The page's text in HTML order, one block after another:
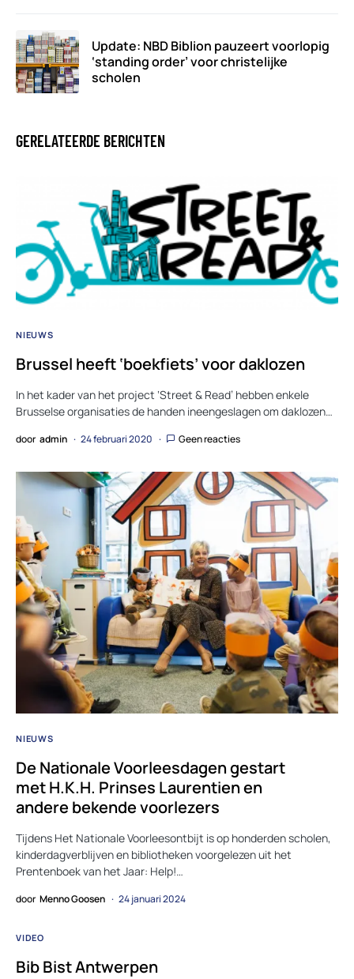
Update: NBD Biblion pauzeert voorlopig
‘standing order’ voor christelijke
scholen
GERELATEERDE BERICHTEN
NIEUWS
Brussel heeft ‘boekfiets’ voor daklozen
In het kader van het project ‘Street & Read’ hebben enkele
Brusselse organisaties de handen ineengeslagen om daklozen…
door admin 24 februari 2020 Geen reacties
NIEUWS
De Nationale Voorleesdagen gestart
met H.K.H. Prinses Laurentien en
andere bekende voorlezers
Tijdens Het Nationale Voorleesontbijt is op honderden scholen,
kinderdagverblijven en bibliotheken voorgelezen uit het
Prentenboek van het Jaar: Help!…
door Menno Goosen 24 januari 2024
VIDEO
Bib Bist Antwerpen